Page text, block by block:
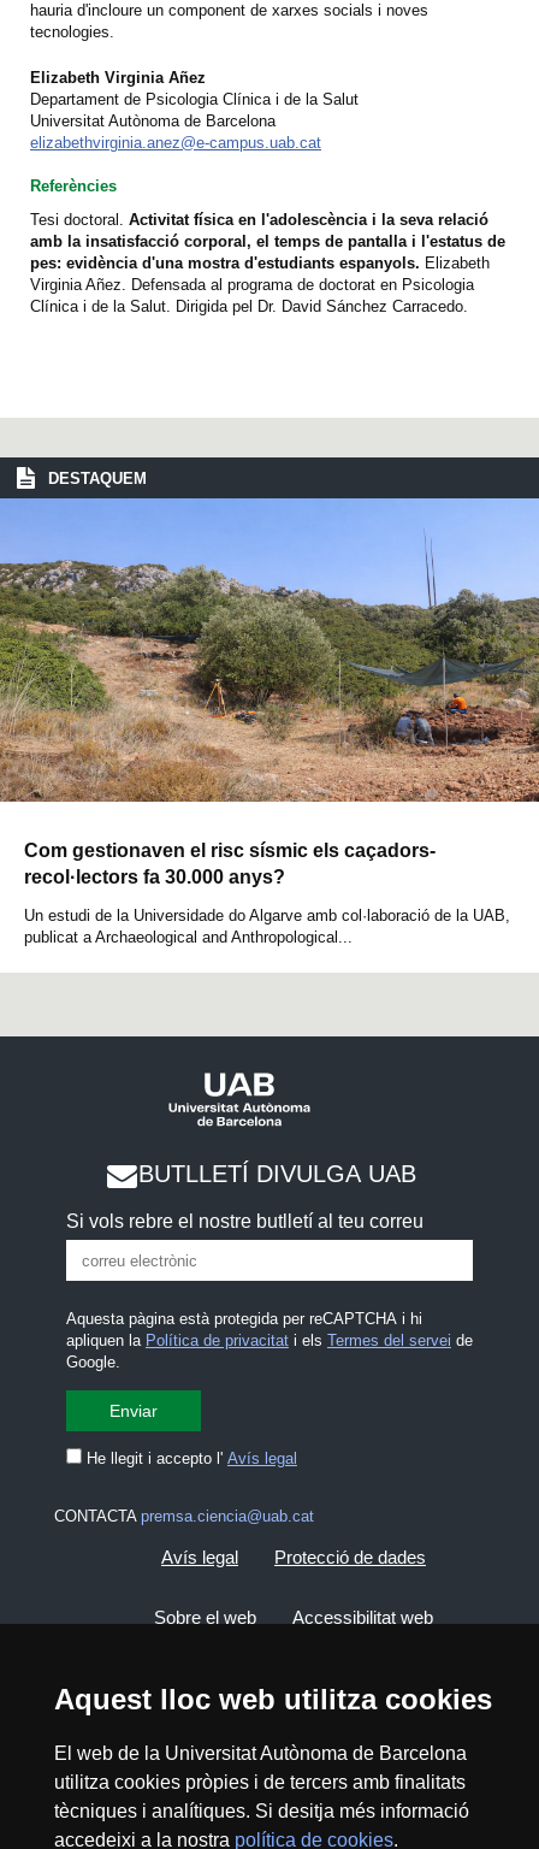
Aquest lloc web utilitza cookies
El web de la Universitat Autònoma de Barcelona
utilitza cookies pròpies i de tercers amb finalitats
tècniques i analítiques. Si desitja més informació
accedeixi a la nostra política de cookies.
hauria d'incloure un component de xarxes socials i noves
tecnologies.
Elizabeth Virginia Añez
Departament de Psicologia Clínica i de la Salut
Universitat Autònoma de Barcelona
elizabethvirginia.anez@e-campus.uab.cat
Referències
Tesi doctoral. Activitat física en l'adolescència i la seva relació
amb la insatisfacció corporal, el temps de pantalla i l'estatus de
pes: evidència d'una mostra d'estudiants espanyols. Elizabeth
Virginia Añez. Defensada al programa de doctorat en Psicologia
Clínica i de la Salut. Dirigida pel Dr. David Sánchez Carracedo.
DESTAQUEM
Com gestionaven el risc sísmic els caçadors-
recol·lectors fa 30.000 anys?
Un estudi de la Universidade do Algarve amb col·laboració de la UAB,
publicat a Archaeological and Anthropological...
BUTLLETÍ DIVULGA UAB
Si vols rebre el nostre butlletí al teu correu
Aquesta pàgina està protegida per reCAPTCHA i hi
apliquen la Política de privacitati els Termes del servei de
Google.
He llegit i accepto l' Avís legal
CONTACTA premsa.ciencia@uab.cat
Avís legal Protecció de dades
Sobre el web Accessibilitat web
2026 Divulga UAB - Creative Commons
Reconeixement - No Comercial (CC BY NC) -
ISSN: 2014-6388
View low-bandwidth version